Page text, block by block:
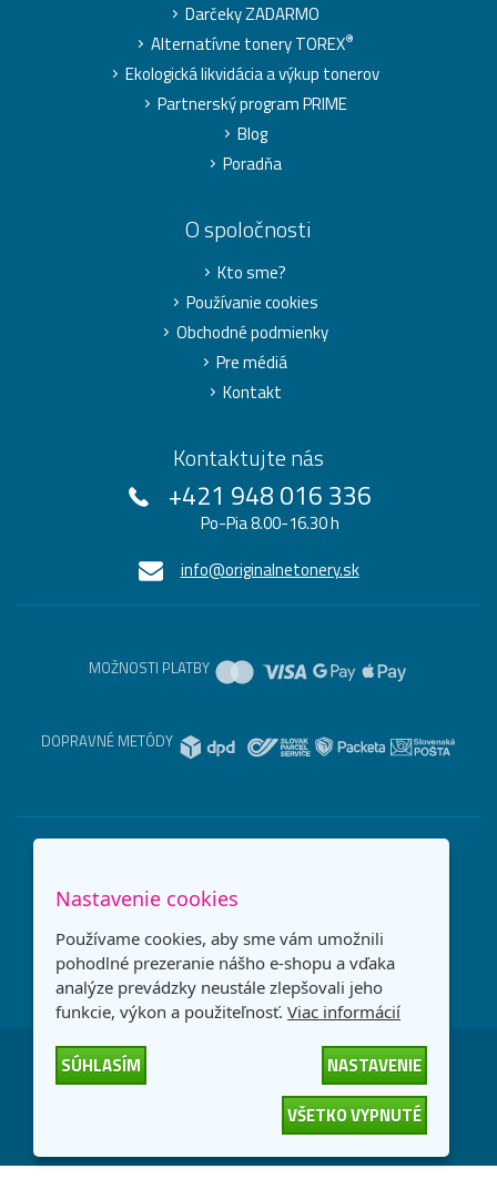
Darčeky ZADARMO
Alternatívne tonery TOREX®
Ekologická likvidácia a výkup tonerov
Partnerský program PRIME
Blog
Poradňa
O spoločnosti
Kto sme?
Používanie cookies
Obchodné podmienky
Pre médiá
Kontakt
Kontaktujte nás
+421 948 016 336
Po-Pia 8.00-16.30 h
info@originalnetonery.sk
MOŽNOSTI PLATBY
DOPRAVNÉ METÓDY
Slovensko
-
Všetky práva vyhradené
Nastavenie cookies
Používame cookies, aby sme vám umožnili
pohodlné prezeranie nášho e-shopu a vďaka
analýze prevádzky neustále zlepšovali jeho
funkcie, výkon a použiteľnosť. Viac informácií
SÚHLASÍM
NASTAVENIE
VŠETKO VYPNUTÉ